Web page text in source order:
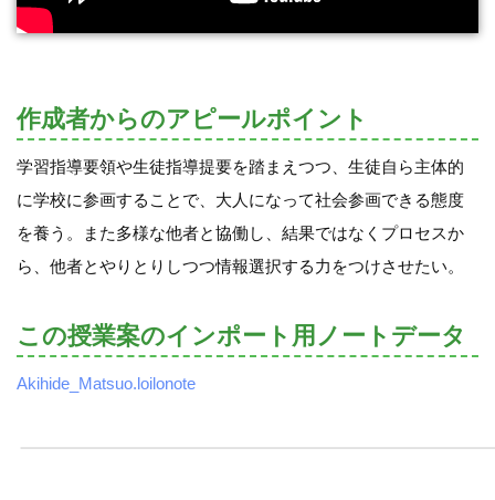
作成者からのアピールポイント
学習指導要領や生徒指導提要を踏まえつつ、生徒自ら主体的
に学校に参画することで、大人になって社会参画できる態度
を養う。また多様な他者と協働し、結果ではなくプロセスか
ら、他者とやりとりしつつ情報選択する力をつけさせたい。
この授業案のインポート用ノートデータ
Akihide_Matsuo.loilonote